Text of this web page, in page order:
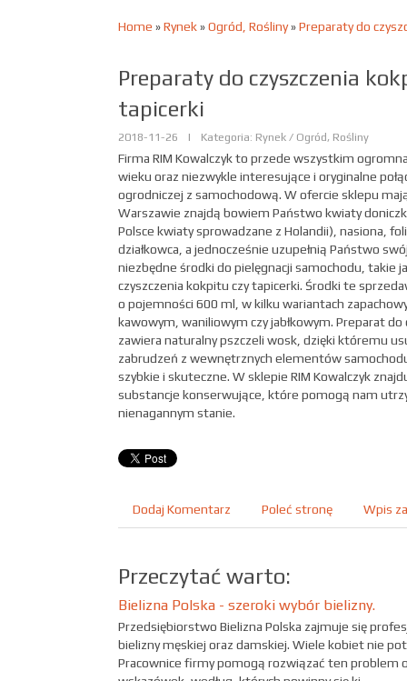
Home »Rynek»Ogród, Rośliny»Preparaty do
Preparaty do czyszczenia
tapicerki
2018-11-26 | Kategoria: Rynek / Ogród, Rośliny
Firma RIM Kowalczyk to przede wszystkim
wieku oraz niezwykle interesujące i oryginalne
ogrodniczej z samochodową. W ofercie sklepu
Warszawie znajdą bowiem Państwo kwiaty
Polsce kwiaty sprowadzane z Holandii), nasiona,
działkowca, a jednocześnie uzupełnią Państwo
niezbędne środki do pielęgnacji samochodu, takie
czyszczenia kokpitu czy tapicerki. Środki te
o pojemności 600 ml, w kilku wariantach
kawowym, waniliowym czy jabłkowym. Preparat
zawiera naturalny pszczeli wosk, dzięki któremu
zabrudzeń z wewnętrznych elementów
szybkie i skuteczne. W sklepie RIM Kowalczyk
substancje konserwujące, które pomogą nam
nienagannym stanie.
Dodaj Komentarz Poleć stronę Wpis
Przeczytać warto:
Bielizna Polska - szeroki wybór bielizny.
Przedsiębiorstwo Bielizna Polska zajmuje się
bielizny męskiej oraz damskiej. Wiele kobiet nie
Pracownice firmy pomogą rozwiązać ten problem